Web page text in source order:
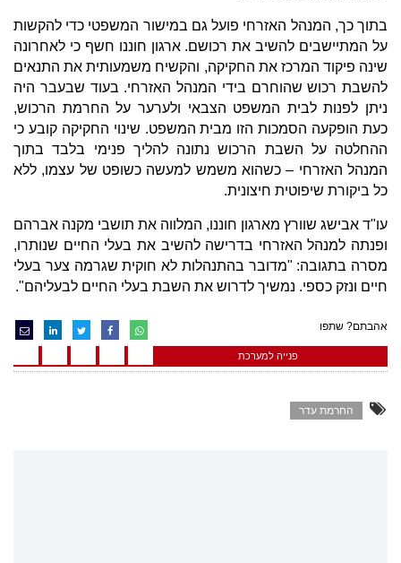
בתוך כך, המנהל האזרחי פועל גם במישור המשפטי כדי להקשות
על המתיישבים להשיב את רכושם. ארגון חוננו חשף כי לאחרונה
שינה פיקוד המרכז את החקיקה, והקשיח משמעותית את התנאים
להשבת רכוש שהוחרם בידי המנהל האזרחי. בעוד שבעבר היה
ניתן לפנות לבית המשפט הצבאי ולערער על החרמת הרכוש,
כעת הופקעה הסמכות הזו מבית המשפט. שינוי החקיקה קובע כי
ההחלטה על השבת הרכוש נתונה להליך פנימי בלבד בתוך
המנהל האזרחי – כשהוא משמש למעשה כשופט של עצמו, ללא
כל ביקורת שיפוטית חיצונית.
עו"ד אבישג שוורץ מארגון חוננו, המלווה את תושבי מקנה אברהם
ופנתה למנהל האזרחי בדרישה להשיב את בעלי החיים שנותרו,
מסרה בתגובה: "מדובר בהתנהלות לא חוקית שגרמה צער בעלי
חיים ונזק כספי. נמשיך לדרוש את השבת בעלי החיים לבעליהם".
אהבתם? שתפו
פנייה למערכת
החרמת עדר